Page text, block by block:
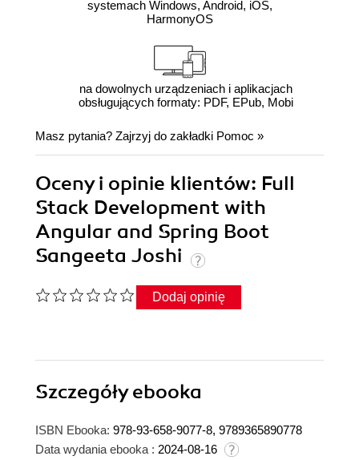
systemach Windows, Android, iOS,
HarmonyOS
na dowolnych urządzeniach i aplikacjach
obsługujących formaty: PDF, EPub, Mobi
Masz pytania? Zajrzyj do zakładki Pomoc »
Oceny i opinie klientów: Full
Stack Development with
Angular and Spring Boot
Sangeeta Joshi
Dodaj opinię
Szczegółyebooka
ISBN Ebooka: 978-93-658-9077-8, 9789365890778
Data wydania ebooka : 2024-08-16